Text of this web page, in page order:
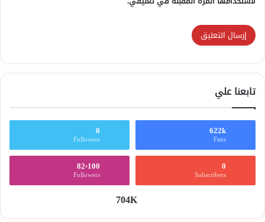
تابعنا علي
622k
Fans
0
Followers
0
Subscribers
82٬100
Followers
704K